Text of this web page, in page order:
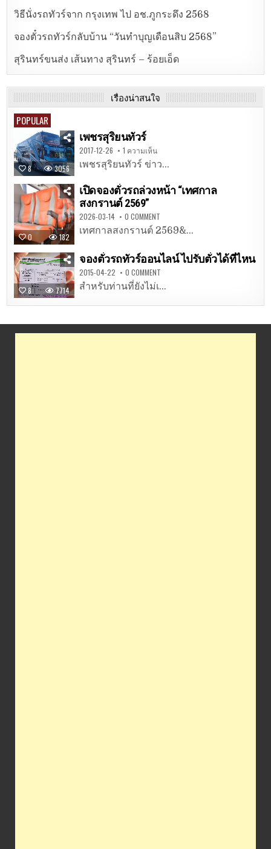
วิธีนั่งรถทัวร์จาก กรุงเทพ ไป อช.ภูกระดึง 2568
จองตั๋วรถทัวร์กลับบ้าน “วันทำบุญเดือนสิบ 2568”
สุรินทร์ขนส่ง เส้นทาง สุรินทร์ – ร้อยเอ็ด
เรื่องน่าสนใจ
POPULAR
8 3056
เพชรสุริยนทัวร์
2017-12-26 1 ความเห็น
เพชรสุริยนทัวร์ ข่าว...
0 182
เปิดจองตั๋วรถล่วงหน้า “เทศกาล
สงกรานต์ 2569”
2026-03-14 0 COMMENT
เทศกาลสงกรานต์ 2569&...
8 7714
จองตั๋วรถทัวร์ออนไลน์ ไปรับตั๋วได้ที่ไหน
2015-04-22 0 COMMENT
สำหรับท่านที่ยังไม่เ...